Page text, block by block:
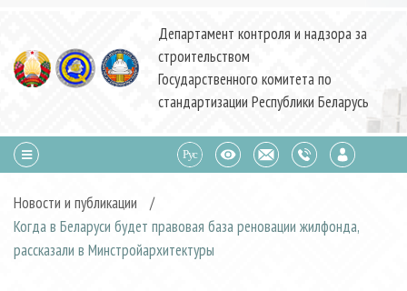
Департамент контроля и надзора за
строительством
Государственного комитета по
стандартизации Республики Беларусь
Новости и публикации
/
Когда в Беларуси будет правовая база реновации жилфонда,
рассказали в Минстройархитектуры